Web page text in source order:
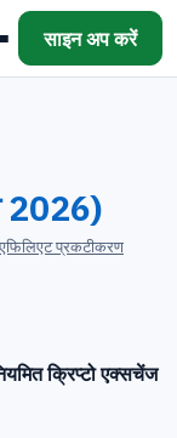
साइन अप करें
2026)
एफिलिएट प्रकटीकरण
क्रिप्टो एक्सचेंज